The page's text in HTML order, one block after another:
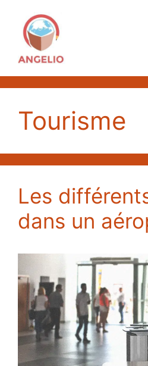
contenu
Tourisme
Les
dans un